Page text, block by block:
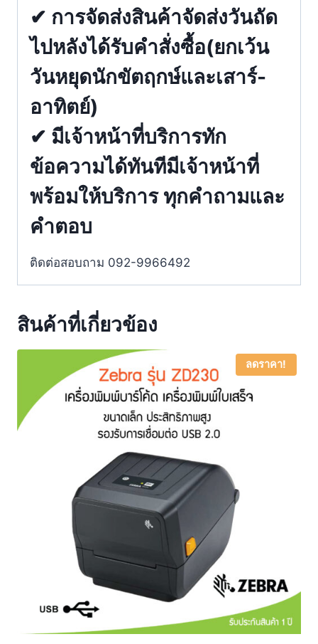
✔ การจัดส่งสินค้าจัดส่งวันถัด
ไปหลังได้รับคำสั่งซื้อ(ยกเว้น
วันหยุดนักขัตฤกษ์และเสาร์-
อาทิตย์)
✔ มีเจ้าหน้าที่บริการทัก
ข้อความได้ทันทีมีเจ้าหน้าที่
พร้อมให้บริการ ทุกคำถามและ
คำตอบ
ติดต่อสอบถาม 092-9966492
สินค้าที่เกี่ยวข้อง
ลดราคา!